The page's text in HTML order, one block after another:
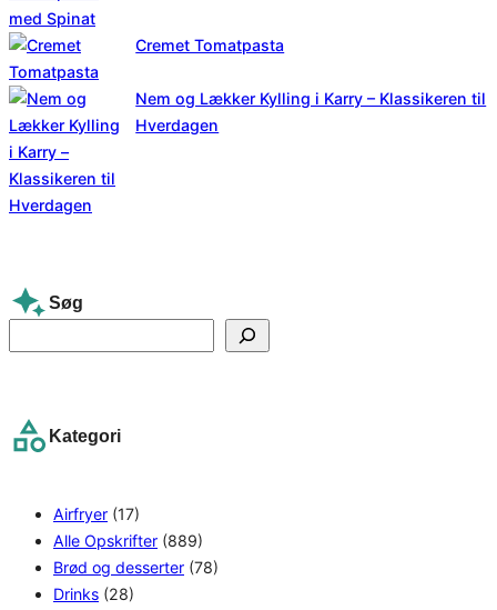
Cremet Tomatpasta
Nem og Lækker Kylling i Karry – Klassikeren til
Hverdagen
Søg
e
c
Kategori
Airfryer (17)
Alle Opskrifter (889)
Brød og desserter (78)
Drinks (28)